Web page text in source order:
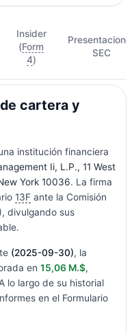
Insider
(Form
4)
SEC
cartera y
institución financiera
Ii, L.P., 11 West
York 10036. La firma
13Fante la Comisión
divulgando sus
(2025-09-30), la
en 15,06 M.$,
lo largo de su historial
en el Formulario